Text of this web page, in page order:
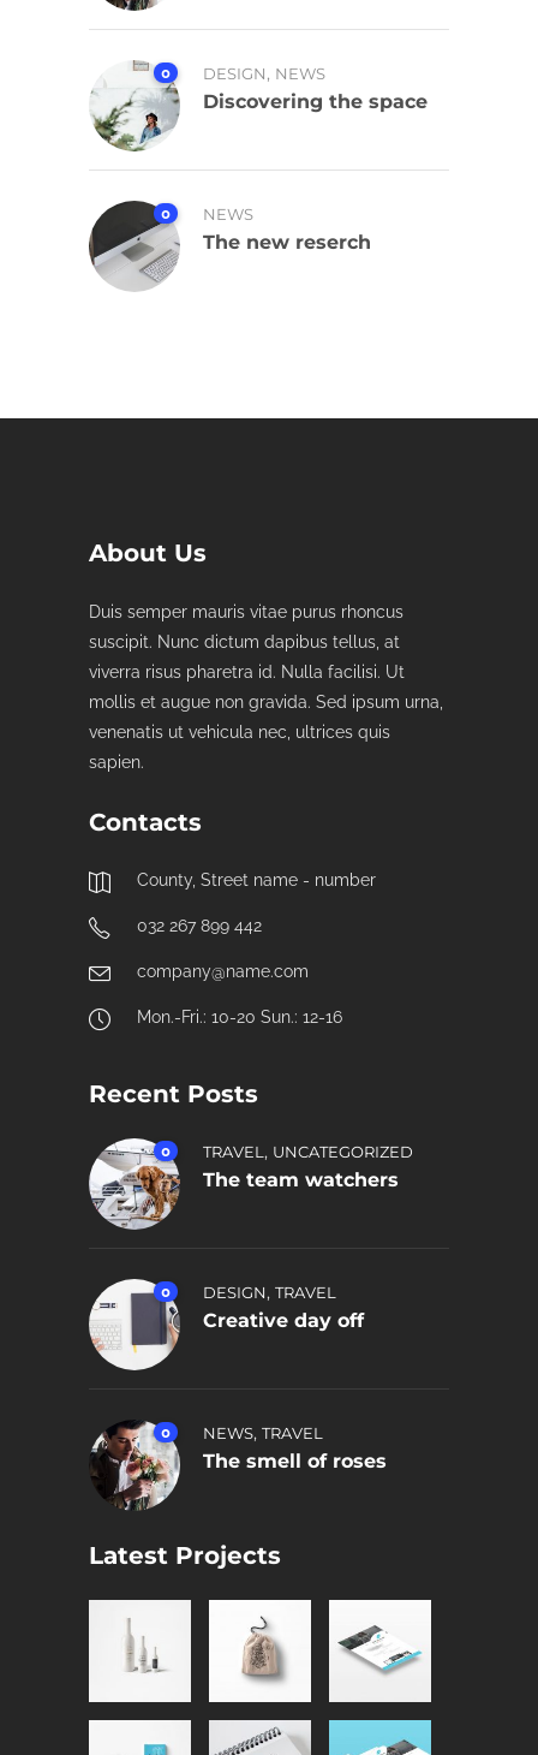
0 DESIGN, NEWS
Discovering the space
0 NEWS
The new reserch
About Us
Duis semper mauris vitae purus rhoncus
suscipit. Nunc dictum dapibus tellus, at
viverra risus pharetra id. Nulla facilisi. Ut
mollis et augue non gravida. Sed ipsum urna,
venenatis ut vehicula nec, ultrices quis
sapien.
Contacts
County, Street name - number
032 267 899 442
company@name.com
Mon.-Fri.: 10-20 Sun.: 12-16
Recent Posts
0 TRAVEL , UNCATEGORIZED
The team watchers
0 DESIGN, TRAVEL
Creative day off
0 NEWS, TRAVEL
The smell of roses
Latest Projects